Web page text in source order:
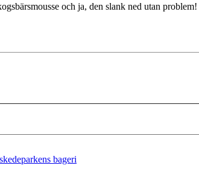
och ja, den slank ned utan problem!
bageri